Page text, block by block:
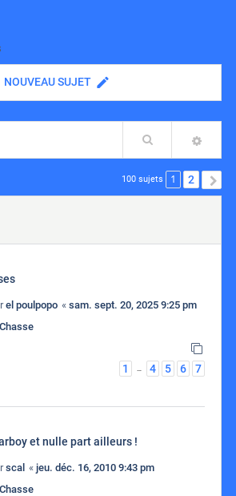
NOUVEAU SUJET
Rechercher
100 sujets 1 2
el poulpopo « sam. sept. 20, 2025 9:25 pm
1
4 5 6 7
et nulle part ailleurs !
scal « jeu. déc. 16, 2010 9:43 pm